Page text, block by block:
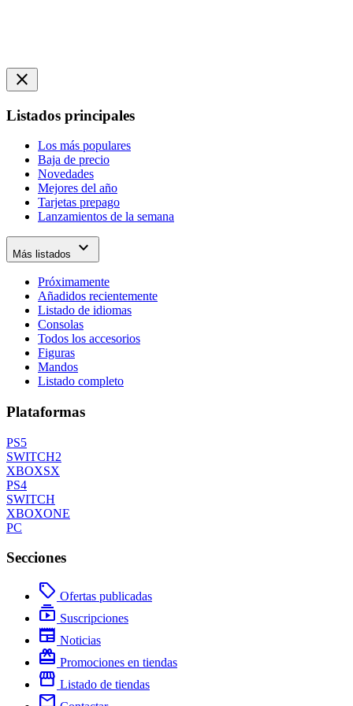
close
Listados principales
Los más populares
Baja de precio
Novedades
Mejores del año
Tarjetas prepago
Lanzamientos de la semana
Más listados expand_more
Próximamente
Añadidos recientemente
Listado de idiomas
Consolas
Todos los accesorios
Figuras
Mandos
Listado completo
Plataformas
PS5
SWITCH2
XBOXSX
PS4
SWITCH
XBOXONE
PC
Secciones
local_offer Ofertas publicadas
subscriptions Suscripciones
newspaper Noticias
redeem Promociones en tiendas
storefront Listado de tiendas
mail